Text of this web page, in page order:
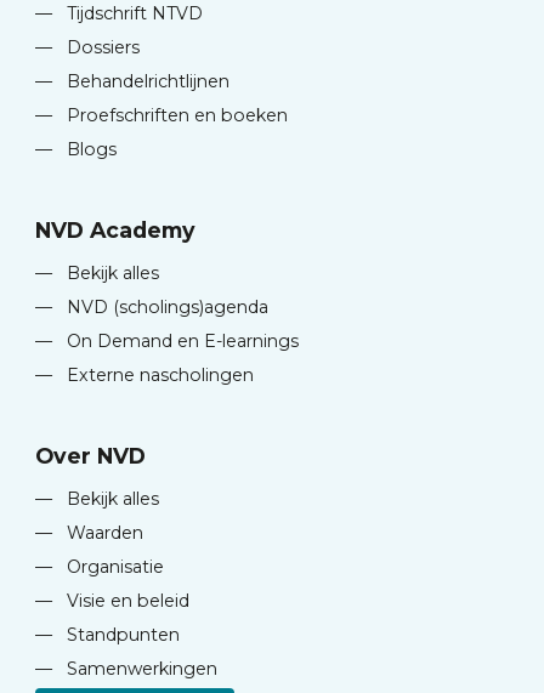
—
Tijdschrift NTVD
—
Dossiers
—
Behandelrichtlijnen
—
Proefschriften en boeken
—
Blogs
NVD Academy
—
Bekijk alles
—
NVD (scholings)agenda
—
On Demand en E-learnings
—
Externe nascholingen
Over NVD
—
Bekijk alles
—
Waarden
—
Organisatie
—
Visie en beleid
—
Standpunten
—
Samenwerkingen